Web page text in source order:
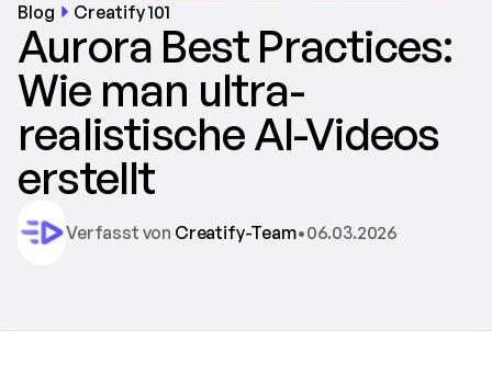
Blog Creatify 101
Aurora Best Practices:
Wie man ultra-
realistische AI-Videos
erstellt
Verfasst von Creatify-Team•06.03.2026